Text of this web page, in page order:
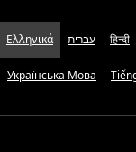
Ελληνικά עברית हिन्दी
Українська Мова